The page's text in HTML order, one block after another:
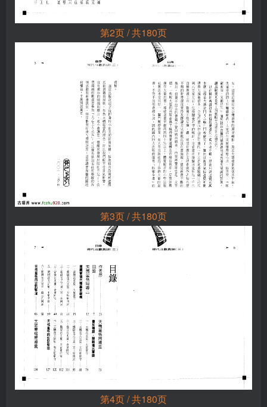
第2页 / 共180页
第3页 / 共180页
第4页 / 共180页